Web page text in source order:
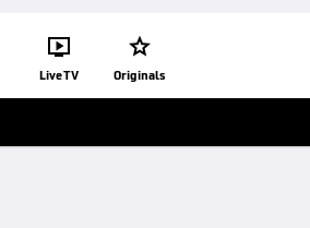

Live TV

Originals